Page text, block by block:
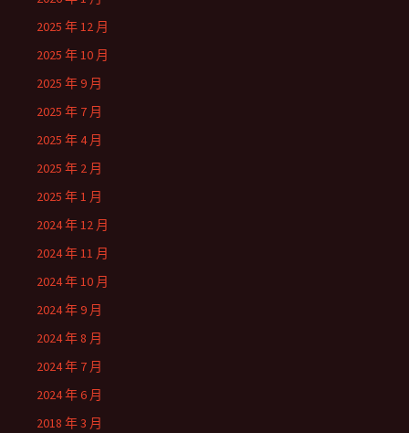
2025 年 12 月
2025 年 10 月
2025 年 9 月
2025 年 7 月
2025 年 4 月
2025 年 2 月
2025 年 1 月
2024 年 12 月
2024 年 11 月
2024 年 10 月
2024 年 9 月
2024 年 8 月
2024 年 7 月
2024 年 6 月
2018 年 3 月